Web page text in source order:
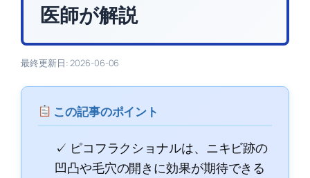
医師が解説
最終更新日: 2026-06-06
この記事のポイント
✓ ピコフラクショナルは、ニキビ跡の
凹凸や毛穴の開きに効果が期待できる